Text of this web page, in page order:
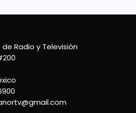
Radio y Televisión